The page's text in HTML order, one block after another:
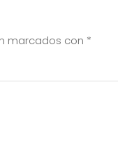
marcados con *